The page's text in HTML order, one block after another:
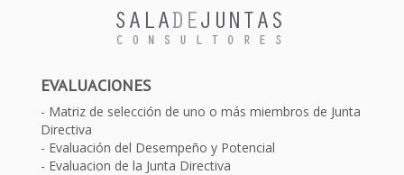
EVALUACIONES
Matriz de selección de uno o más miembros de Junta
Directiva
Evaluación del Desempeño y Potencial
Evaluacion de la Junta Directiva